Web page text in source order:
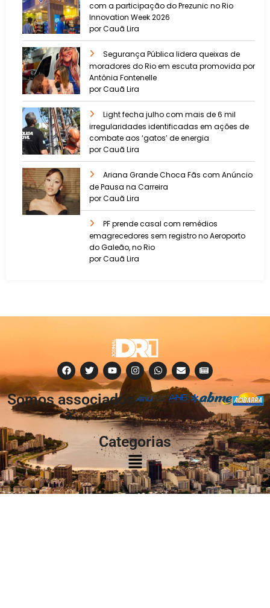
com a participação do Prezunic no Rio
Innovation Week 2026
por Cauã Lira
​Segurança Pública lidera queixas de
moradores do Rio em escuta promovida por
Antônia Fontenelle
por Cauã Lira
Light fecha julho com mais de 6 mil
irregularidades identificadas em ações de
combate aos ‘gatos’ de energia
por Cauã Lira
Ariana Grande Choca Fãs com Anúncio
de Pausa na Carreira
por Cauã Lira
PF prende casal com remédios
emagrecedores sem registro no Aeroporto
do Galeão, no Rio
por Cauã Lira
Somos associados
à:
Categorias